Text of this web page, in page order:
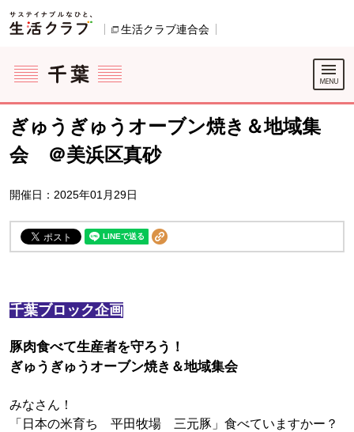
ページの先頭です。
生活クラブ連合会
ここからサイト内共通メニューです。
サイト内共通メニューをスキップする
サイト内共通メニューここまで。
ぎゅうぎゅうオーブン焼き＆地域集
会 ＠美浜区真砂
開催日：2025年01月29日
千葉ブロック企画
豚肉食べて生産者を守ろう！
ぎゅうぎゅうオーブン焼き＆地域集会
みなさん！
「日本の米育ち 平田牧場 三元豚」食べていますかー？